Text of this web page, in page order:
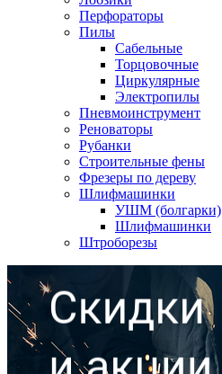
Перфораторы
Пилы
Сабельные
Торцовочные
Циркулярные
Электропилы
Пневмоинструмент
Реноваторы
Рубанки
Строительные фены
Фрезеры по дереву
Шлифмашинки
УШМ (болгарки)
Шлифмашинки
Штроборезы